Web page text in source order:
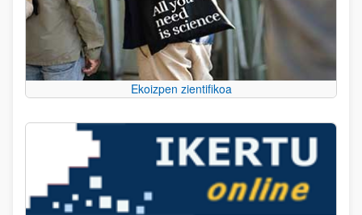
Ekoizpen zientifikoa